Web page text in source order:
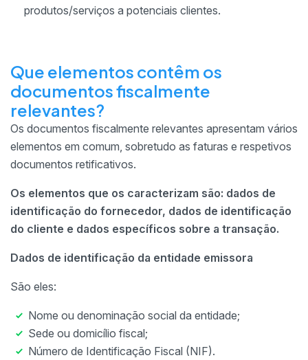
produtos/serviços a potenciais clientes.
Que elementos contêm os
documentos fiscalmente
relevantes?
Os documentos fiscalmente relevantes apresentam vários
elementos em comum, sobretudo as faturas e respetivos
documentos retificativos.
Os elementos que os caracterizam são: dados de
identificação do fornecedor, dados de identificação
do cliente e dados específicos sobre a transação.
Dados de identificação da entidade emissora
São eles:
Nome ou denominação social da entidade;
Sede ou domicílio fiscal;
Número de Identificação Fiscal (NIF).